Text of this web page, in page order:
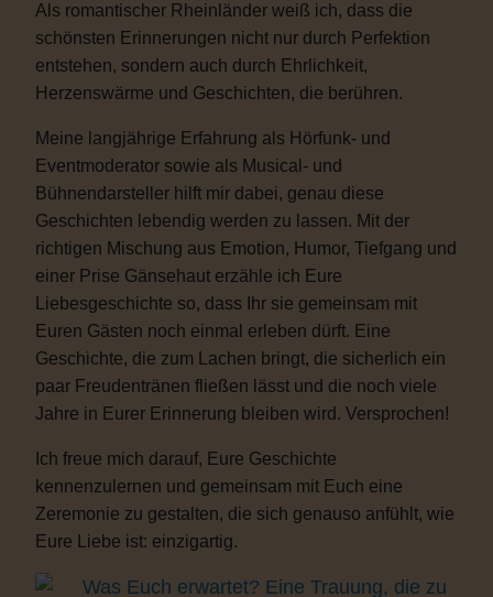
Als romantischer Rheinländer weiß ich, dass die
schönsten Erinnerungen nicht nur durch Perfektion
entstehen, sondern auch durch Ehrlichkeit,
Herzenswärme und Geschichten, die berühren.
Meine langjährige Erfahrung als Hörfunk- und
Eventmoderator sowie als Musical- und
Bühnendarsteller hilft mir dabei, genau diese
Geschichten lebendig werden zu lassen. Mit der
richtigen Mischung aus Emotion, Humor, Tiefgang und
einer Prise Gänsehaut erzähle ich Eure
Liebesgeschichte so, dass Ihr sie gemeinsam mit
Euren Gästen noch einmal erleben dürft. Eine
Geschichte, die zum Lachen bringt, die sicherlich ein
paar Freudentränen fließen lässt und die noch viele
Jahre in Eurer Erinnerung bleiben wird. Versprochen!
Ich freue mich darauf, Eure Geschichte
kennenzulernen und gemeinsam mit Euch eine
Zeremonie zu gestalten, die sich genauso anfühlt, wie
Eure Liebe ist: einzigartig.
Was Euch erwartet? Eine Trauung, die zu